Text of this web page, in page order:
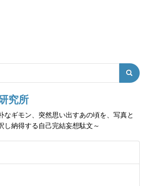
究所
なギモン、突然思い出すあの頃を、写真と
し納得する自己完結妄想駄文～